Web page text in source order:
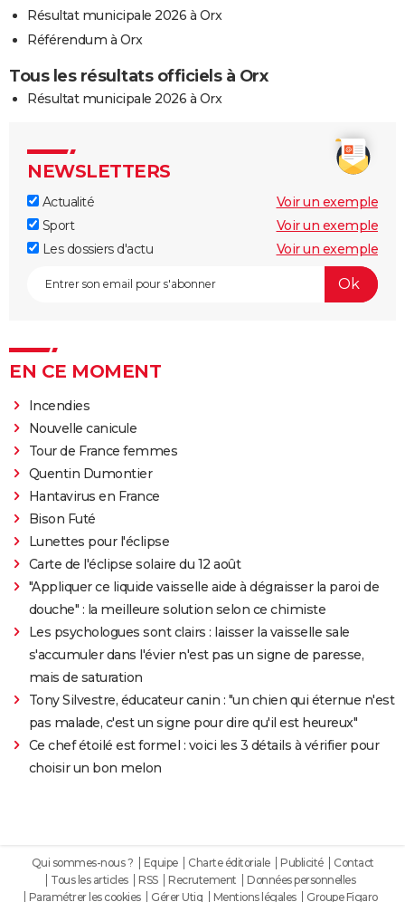
Résultat municipale 2026 à Orx
Référendum à Orx
Tous les résultats officiels à Orx
Résultat municipale 2026 à Orx
NEWSLETTERS
Actualité
Voir un exemple
Sport
Voir un exemple
Les dossiers d'actu
Voir un exemple
EN CE MOMENT
Incendies
Nouvelle canicule
Tour de France femmes
Quentin Dumontier
Hantavirus en France
Bison Futé
Lunettes pour l'éclipse
Carte de l'éclipse solaire du 12 août
"Appliquer ce liquide vaisselle aide à dégraisser la paroi de
douche" : la meilleure solution selon ce chimiste
Les psychologues sont clairs : laisser la vaisselle sale
s'accumuler dans l'évier n'est pas un signe de paresse,
mais de saturation
Tony Silvestre, éducateur canin : "un chien qui éternue n'est
pas malade, c'est un signe pour dire qu'il est heureux"
Ce chef étoilé est formel : voici les 3 détails à vérifier pour
choisir un bon melon
Qui sommes-nous ? Equipe Charte éditoriale Publicité
Contact
Tous les articles
RSS Recrutement
Données personnelles
Paramétrer les cookies
Gérer Utiq Mentions légales Groupe Figaro